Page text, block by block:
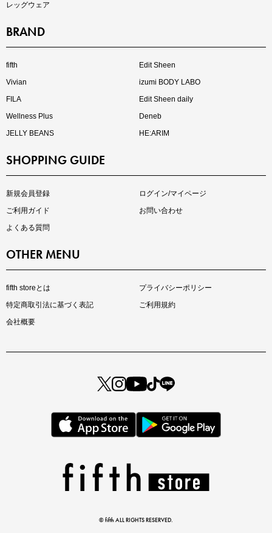
レッグウェア
BRAND
fifth
Edit Sheen
Vivian
izumi BODY LABO
FILA
Edit Sheen daily
Wellness Plus
Deneb
JELLY BEANS
HE:ARIM
SHOPPING GUIDE
新規会員登録
ログイン/マイページ
ご利用ガイド
お問い合わせ
よくある質問
OTHER MENU
fifth storeとは
プライバシーポリシー
特定商取引法に基づく表記
ご利用規約
会社概要
© fifth ALL RIGHTS RESERVED.
クーポンを取得